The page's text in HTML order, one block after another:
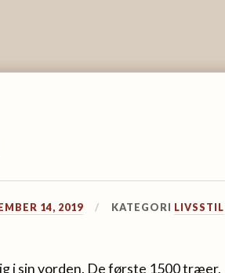
14, 2019 KATEGORI LIVSSTIL
i sin vorden. De første 1500 træer,